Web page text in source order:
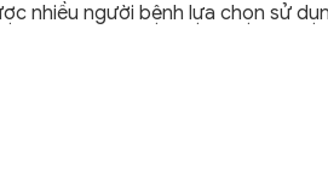
nhiều người bệnh lựa chọn sử